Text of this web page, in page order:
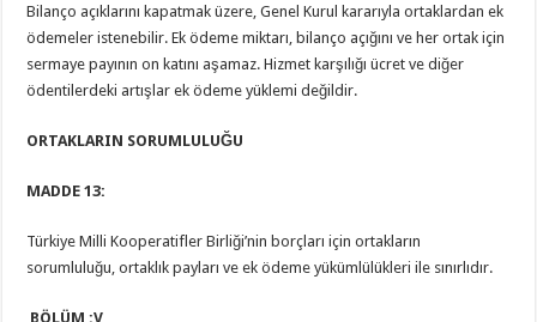
Bilanço açıklarını kapatmak üzere, Genel Kurul kararıyla ortaklardan ek
ödemeler istenebilir. Ek ödeme miktarı, bilanço açığını ve her ortak için
sermaye payının on katını aşamaz. Hizmet karşılığı ücret ve diğer
ödentilerdeki artışlar ek ödeme yüklemi değildir.
ORTAKLARIN SORUMLULUĞU
MADDE 13:
Türkiye Milli Kooperatifler Birliği’nin borçları için ortakların
sorumluluğu, ortaklık payları ve ek ödeme yükümlülükleri ile sınırlıdır.
BÖLÜM :V